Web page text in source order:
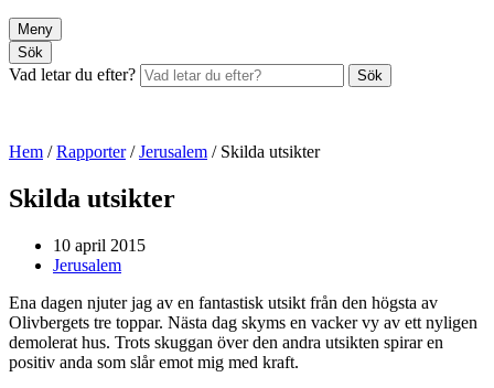
Meny
Sök
Vad letar du efter? Sök
Hem /Rapporter/Jerusalem / Skilda utsikter
Skilda utsikter
10 april 2015
Jerusalem
Ena dagen njuter jag av en fantastisk utsikt från den högsta av
Olivbergets tre toppar. Nästa dag skyms en vacker vy av ett nyligen
demolerat hus. Trots skuggan över den andra utsikten spirar en
positiv anda som slår emot mig med kraft.